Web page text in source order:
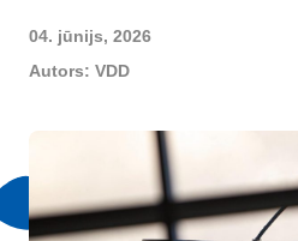
04. jūnijs, 2026
Autors: VDD